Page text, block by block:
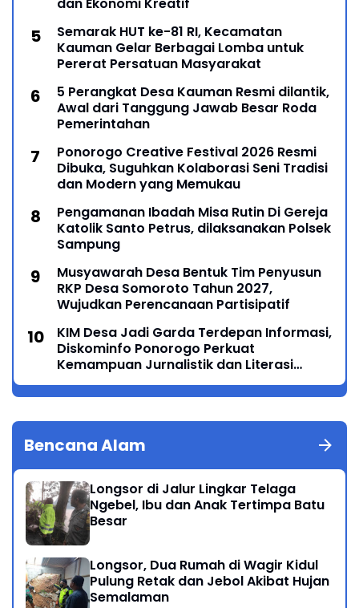
dan Ekonomi Kreatif
Semarak HUT ke-81 RI, Kecamatan
Kauman Gelar Berbagai Lomba untuk
Pererat Persatuan Masyarakat
5 Perangkat Desa Kauman Resmi dilantik,
Awal dari Tanggung Jawab Besar Roda
Pemerintahan
Ponorogo Creative Festival 2026 Resmi
Dibuka, Suguhkan Kolaborasi Seni Tradisi
dan Modern yang Memukau
Pengamanan Ibadah Misa Rutin Di Gereja
Katolik Santo Petrus, dilaksanakan Polsek
Sampung
Musyawarah Desa Bentuk Tim Penyusun
RKP Desa Somoroto Tahun 2027,
Wujudkan Perencanaan Partisipatif
KIM Desa Jadi Garda Terdepan Informasi,
Diskominfo Ponorogo Perkuat
Kemampuan Jurnalistik dan Literasi
Digital
Bencana Alam
Longsor di Jalur Lingkar Telaga
Ngebel, Ibu dan Anak Tertimpa Batu
Besar
Longsor, Dua Rumah di Wagir Kidul
Pulung Retak dan Jebol Akibat Hujan
Semalaman